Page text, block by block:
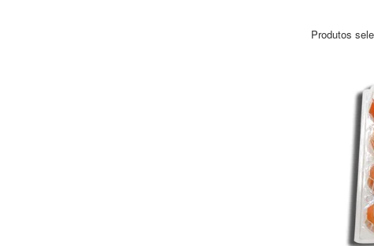
Produtos